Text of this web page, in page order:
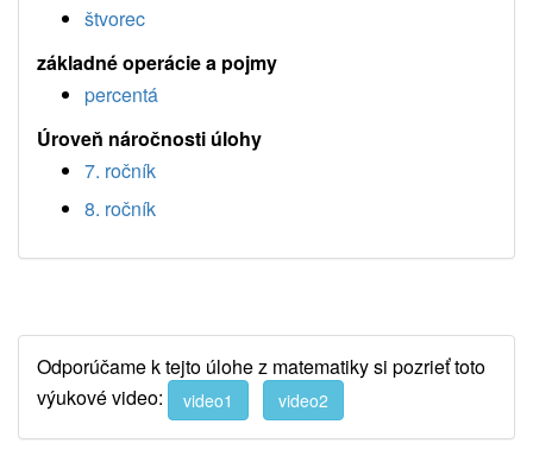
štvorec
základné operácie a pojmy
percentá
Úroveň náročnosti úlohy
7. ročník
8. ročník
Odporúčame k tejto úlohe z matematiky si pozrieť toto
výukové video:
video1 video2